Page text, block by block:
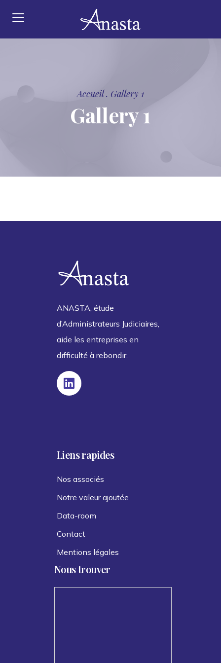
Accueil. Gallery 1
Gallery 1
ANASTA, étude
d’Administrateurs Judiciaires,
aide les entreprises en
difficulté à rebondir.
Liens rapides
Nos associés
Notre valeur ajoutée
Data-room
Contact
Mentions légales
Nous trouver